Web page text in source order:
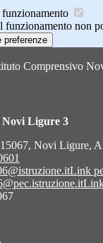
funzionamento non
preferenze
Comprensivo
Ligure 3
Novi Ligure,
Link